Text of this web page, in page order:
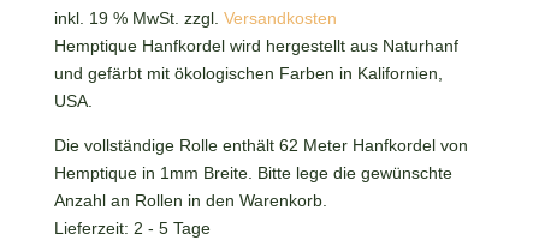
11,90 €
ist:
9,52 €.
inkl. 19 % MwSt. zzgl. Versandkosten
Hemptique Hanfkordel wird hergestellt aus Naturhanf
und gefärbt mit ökologischen Farben in Kalifornien,
USA.
Die vollständige Rolle enthält 62 Meter Hanfkordel von
Hemptique in 1mm Breite. Bitte lege die gewünschte
Anzahl an Rollen in den Warenkorb.
Lieferzeit: 2 - 5 Tage